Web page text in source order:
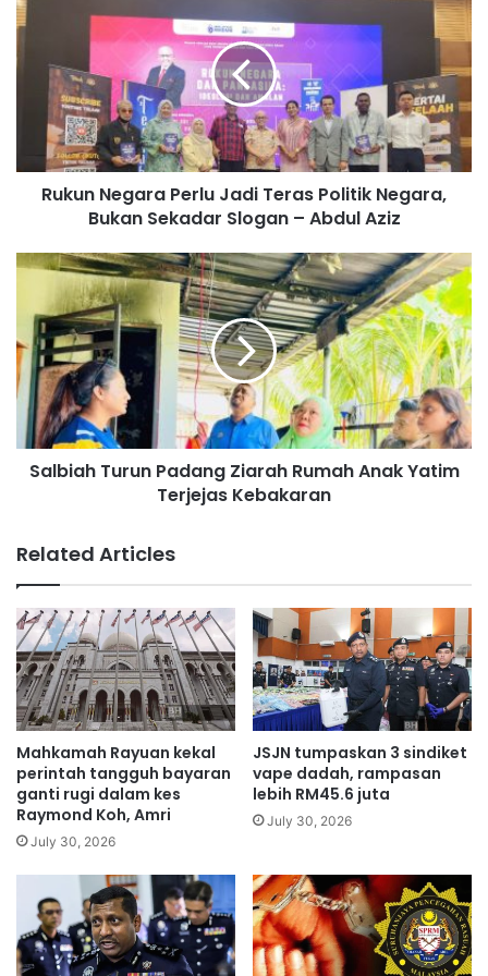
u
k
u
a
e
J
a
d
P
o
l
i
t
i
k
N
a
r
a
B
a
n
Rukun Negara Perlu Jadi Teras Politik Negara,
Bukan Sekadar Slogan – Abdul Aziz
S
i
a
h
u
a
d
a
n
g
Z
i
a
r
a
h
R
u
n
Salbiah Turun Padang Ziarah Rumah Anak Yatim
Terjejas Kebakaran
Related Articles
Mahkamah Rayuan kekal
perintah tangguh bayaran
ganti rugi dalam kes
Raymond Koh, Amri
July 30, 2026
JSJN tumpaskan 3 sindiket
vape dadah, rampasan
lebih RM45.6 juta
July 30, 2026